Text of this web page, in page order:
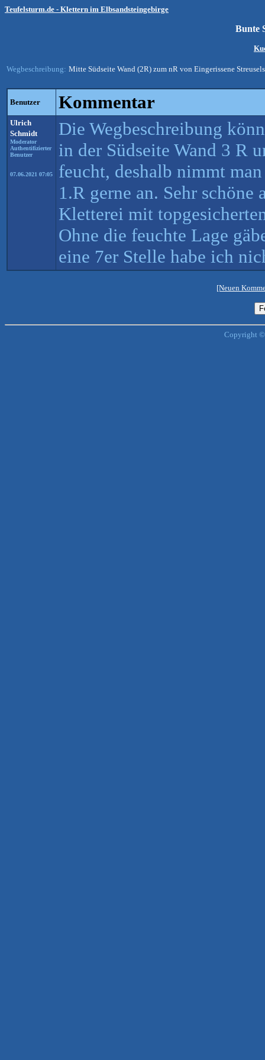
Teufelsturm.de - Klettern im Elbsandsteingebirge
Bunte
Wegbeschreibung: Mitte Südseite Wand (2R) zum nR von Eingerissene
Benutzer Kommentar
Ulrich
Schmidt
Moderator
Authentifizierter
Benutzer
07.06.2021 07:05
Die Wegbeschreibung
in der Südseite Wand 3 R
feucht, deshalb nimmt
1.R gerne an. Sehr schöne
Kletterei mit
Ohne die feuchte Lage
eine 7er Stelle habe ich
[Neuen
Copyright ©